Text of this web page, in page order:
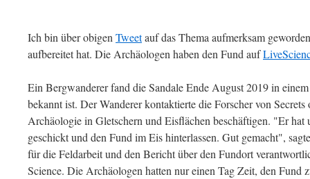
Ich bin über obigen Tweetauf das Thema aufmerksam
aufbereitet hat. Die Archäologen haben den Fund auf
Ein Bergwanderer fand die Sandale Ende August 2019 in
bekannt ist. Der Wanderer kontaktierte die Forscher von
Archäologie in Gletschern und Eisflächen beschäftigen. "Er
geschickt und den Fund im Eis hinterlassen. Gut gemacht",
für die Feldarbeit und den Bericht über den Fundort
Science. Die Archäologen hatten nur einen Tag Zeit, den Fund